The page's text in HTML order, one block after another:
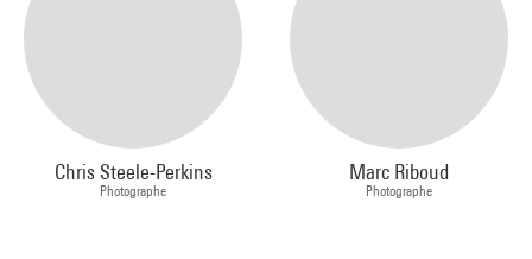
Chris Steele-Perkins
Photographe
Marc Riboud
Photographe